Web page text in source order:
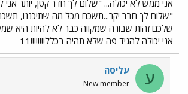
אני ממש לא יכולה... "שלום לך חדר קטן, יותר
"שלום לך חבר יקר...תשכח מכל מה שתיכננו,
שלכם זהות שבורה שמקווה כבר לא להיות היא
אני יכולה להגיד פה שלא תהיה בכלל!!!!!!!!11
ע עליסה
New member